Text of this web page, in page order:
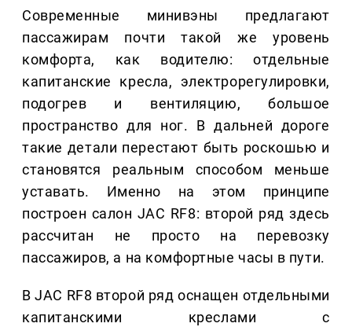
Современные минивэны предлагают
пассажирам почти такой же уровень
комфорта, как водителю: отдельные
капитанские кресла, электрорегулировки,
подогрев и вентиляцию, большое
пространство для ног. В дальней дороге
такие детали перестают быть роскошью и
становятся реальным способом меньше
уставать. Именно на этом принципе
построен салон JAC RF8: второй ряд здесь
рассчитан не просто на перевозку
пассажиров, а на комфортные часы в пути.
В JAC RF8 второй ряд оснащен отдельными
капитанскими креслами с